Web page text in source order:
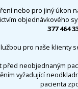
nebo pro jiný úkon
objednávkového
377 464
pro naše klienty
neobjednaným
vyžadující
pacienta